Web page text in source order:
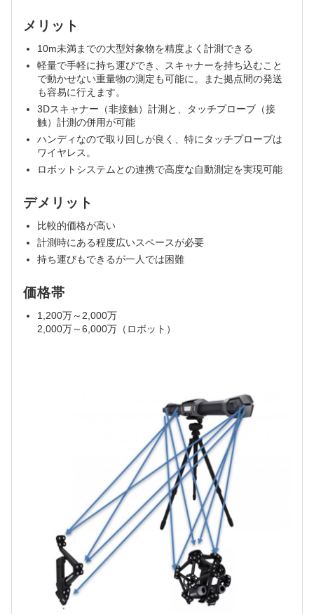
メリット
10m未満までの大型対象物を精度よく計測できる
軽量で手軽に持ち運びでき、スキャナーを持ち込むこと
で動かせない重量物の測定も可能に。また拠点間の発送
も容易に行えます。
3Dスキャナー（非接触）計測と、タッチプローブ（接
触）計測の併用が可能
ハンディなので取り回しが良く、特にタッチプローブは
ワイヤレス。
ロボットシステムとの連携で高度な自動測定を実現可能
デメリット
比較的価格が高い
計測時にある程度広いスペースが必要
持ち運びもできるが一人では困難
価格帯
1,200万～2,000万
2,000万～6,000万（ロボット）